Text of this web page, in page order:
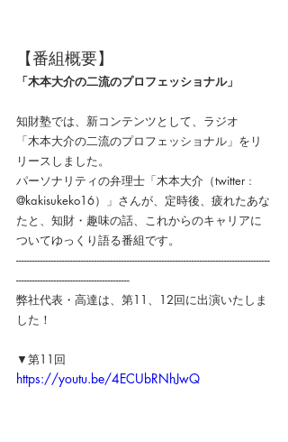
【番組概要】
「木本大介の二流のプロフェッショナル」
知財塾では、新コンテンツとして、ラジオ
「木本大介の二流のプロフェッショナル」をリ
リースしました。
パーソナリティの弁理士「木本大介（twitter :
@kakisukeko16）」さんが、定時後、疲れたあな
たと、知財・趣味の話、これからのキャリアに
ついてゆっくり語る番組です。
----------------------------------------------------------------------------------------------
------------------------------------------
弊社代表・高達は、第11、12回に出演いたしま
した！
▼第11回
https://youtu.be/4ECUbRNhJwQ